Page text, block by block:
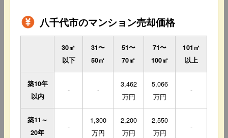
八千代市のマンション売却価格
30㎡
以下
31〜
50㎡
51〜
70㎡
71〜
100㎡
101㎡
以上
築10年
以内
- -
3,462
万円
5,066
万円
-
築11～
20年
-
1,300
万円
2,200
万円
2,550
万円
-